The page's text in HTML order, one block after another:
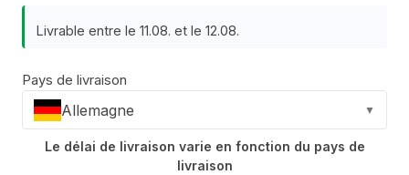
Livrable entre le 11.08. et le 12.08.
Pays de livraison
Allemagne ▼
Le délai de livraison varie en fonction du pays de
livraison